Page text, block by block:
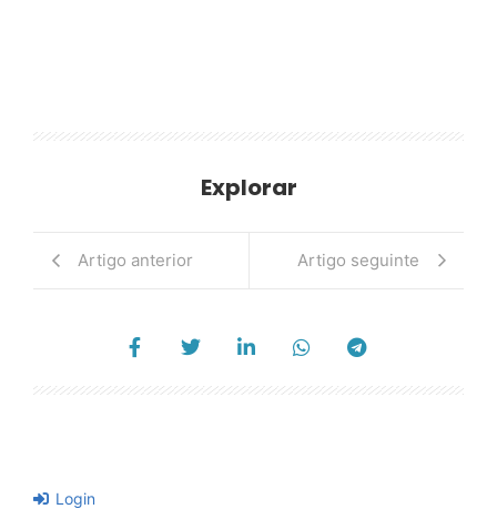
Explorar
Artigo anterior Artigo seguinte
Login